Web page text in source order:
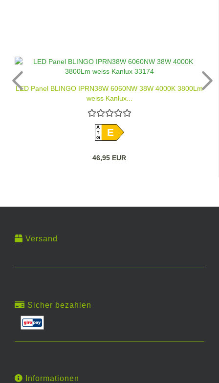
LED Panel BLINGO IPRN38W 6060NW 38W 4000K 3800Lm
weiss Kanlux...
A
GE
46,95 EUR
Versand
Sicher bezahlen
Informationen